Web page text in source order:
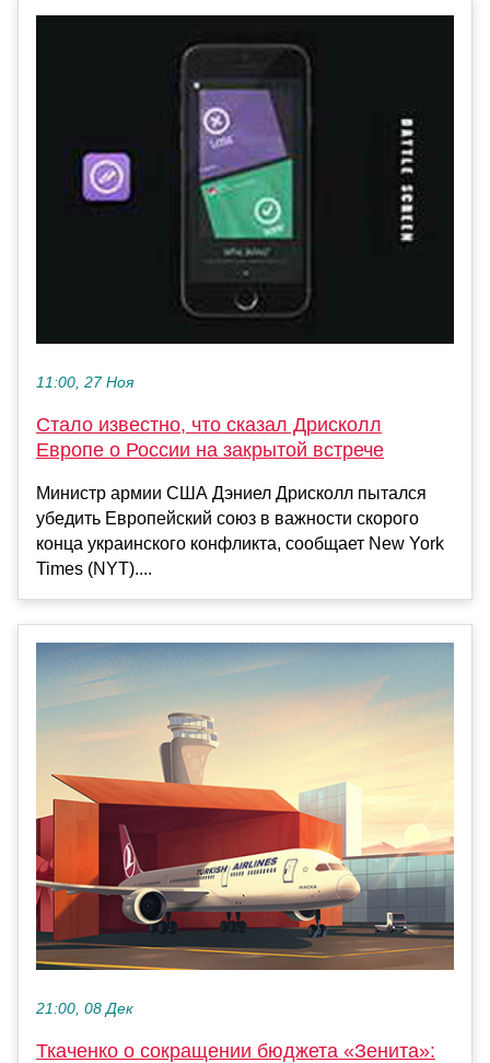
11:00, 27 Ноя
Стало известно, что сказал Дрисколл
Европе о России на закрытой встрече
Министр армии США Дэниел Дрисколл пытался
убедить Европейский союз в важности скорого
конца украинского конфликта, сообщает New York
Times (NYT)....
21:00, 08 Дек
Ткаченко о сокращении бюджета «Зенита»: